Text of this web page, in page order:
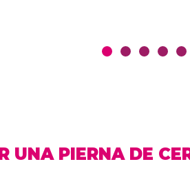
UNA PIERNA DE